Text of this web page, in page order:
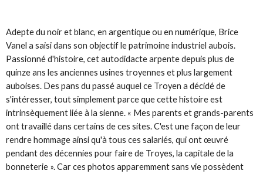
Adepte du noir et blanc, en argentique ou en numérique, Brice
Vanel a saisi dans son objectif le patrimoine industriel aubois.
Passionné d'histoire, cet autodidacte arpente depuis plus de
quinze ans les anciennes usines troyennes et plus largement
auboises. Des pans du passé auquel ce Troyen a décidé de
s'intéresser, tout simplement parce que cette histoire est
intrinsèquement liée à la sienne. « Mes parents et grands-parents
ont travaillé dans certains de ces sites. C'est une façon de leur
rendre hommage ainsi qu'à tous ces salariés, qui ont œuvré
pendant des décennies pour faire de Troyes, la capitale de la
bonneterie ». Car ces photos apparemment sans vie possèdent